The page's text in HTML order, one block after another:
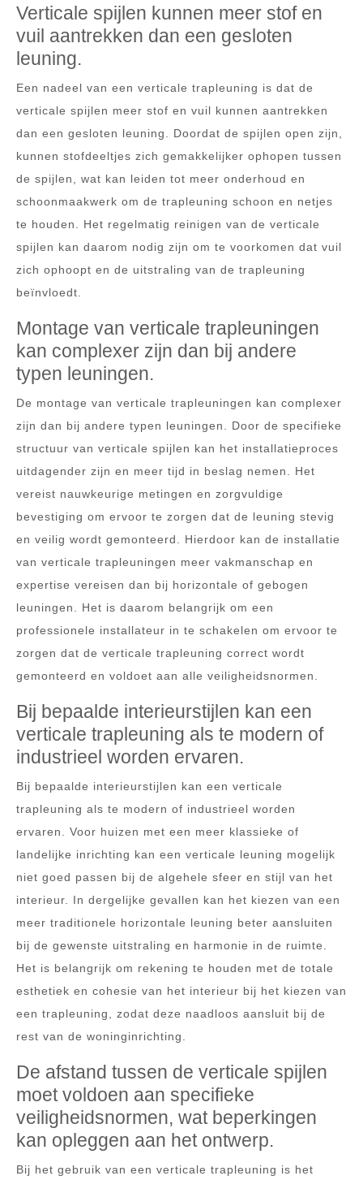
Verticale spijlen kunnen meer stof en
vuil aantrekken dan een gesloten
leuning.
Een nadeel van een verticale trapleuning is dat de
verticale spijlen meer stof en vuil kunnen aantrekken
dan een gesloten leuning. Doordat de spijlen open zijn,
kunnen stofdeeltjes zich gemakkelijker ophopen tussen
de spijlen, wat kan leiden tot meer onderhoud en
schoonmaakwerk om de trapleuning schoon en netjes
te houden. Het regelmatig reinigen van de verticale
spijlen kan daarom nodig zijn om te voorkomen dat vuil
zich ophoopt en de uitstraling van de trapleuning
beïnvloedt.
Montage van verticale trapleuningen
kan complexer zijn dan bij andere
typen leuningen.
De montage van verticale trapleuningen kan complexer
zijn dan bij andere typen leuningen. Door de specifieke
structuur van verticale spijlen kan het installatieproces
uitdagender zijn en meer tijd in beslag nemen. Het
vereist nauwkeurige metingen en zorgvuldige
bevestiging om ervoor te zorgen dat de leuning stevig
en veilig wordt gemonteerd. Hierdoor kan de installatie
van verticale trapleuningen meer vakmanschap en
expertise vereisen dan bij horizontale of gebogen
leuningen. Het is daarom belangrijk om een
professionele installateur in te schakelen om ervoor te
zorgen dat de verticale trapleuning correct wordt
gemonteerd en voldoet aan alle veiligheidsnormen.
Bij bepaalde interieurstijlen kan een
verticale trapleuning als te modern of
industrieel worden ervaren.
Bij bepaalde interieurstijlen kan een verticale
trapleuning als te modern of industrieel worden
ervaren. Voor huizen met een meer klassieke of
landelijke inrichting kan een verticale leuning mogelijk
niet goed passen bij de algehele sfeer en stijl van het
interieur. In dergelijke gevallen kan het kiezen van een
meer traditionele horizontale leuning beter aansluiten
bij de gewenste uitstraling en harmonie in de ruimte.
Het is belangrijk om rekening te houden met de totale
esthetiek en cohesie van het interieur bij het kiezen van
een trapleuning, zodat deze naadloos aansluit bij de
rest van de woninginrichting.
De afstand tussen de verticale spijlen
moet voldoen aan specifieke
veiligheidsnormen, wat beperkingen
kan opleggen aan het ontwerp.
Bij het gebruik van een verticale trapleuning is het